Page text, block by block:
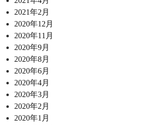
2021年2月
2020年12月
2020年11月
2020年9月
2020年8月
2020年6月
2020年4月
2020年3月
2020年2月
2020年1月